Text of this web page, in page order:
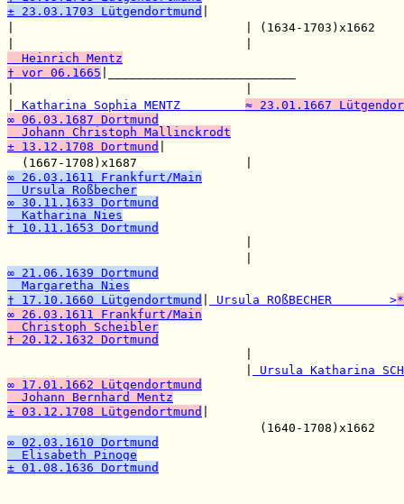
± 23.03.1703 Lütgendortmund
|                                | (1634-
Heinrich Mentz
† vor 06.1665
Katharina Sophia MENTZ ≈ 23.01.1667
∞ 06.03.1687 Dortmund
Johann Christoph Mallinckrodt
± 13.12.1708 Dortmund
(1667-1708)x1687
∞ 26.03.1611 Frankfurt/Main
Ursula Roßbecher
∞ 30.11.1633 Dortmund
Katharina Nies
† 10.11.1653 Dortmund
∞ 21.06.1639 Dortmund
Margaretha Nies
† 17.10.1660 Lütgendortmund
Ursula ROßBECHER        >
∞ 26.03.1611 Frankfurt/Main
Christoph Scheibler
† 20.12.1632 Dortmund
Ursula Katharina
∞ 17.01.1662 Lütgendortmund
Johann Bernhard Mentz
± 03.12.1708 Lütgendortmund
∞ 02.03.1610 Dortmund
Elisabeth Pinoge
± 01.08.1636 Dortmund